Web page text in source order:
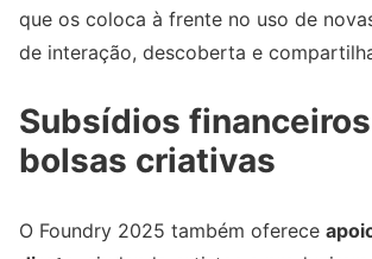
que os coloca à frente no uso de
de interação, descoberta e
Subsídios
bolsas criativas
O Foundry 2025 também oferece